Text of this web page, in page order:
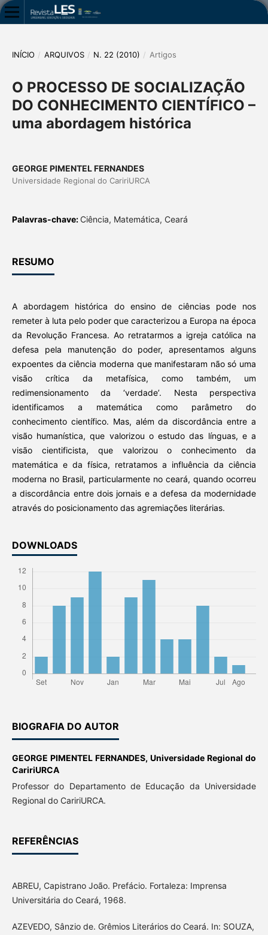
INÍCIO / ARQUIVOS / N. 22 (2010) / Artigos
O PROCESSO DE SOCIALIZAÇÃO
DO CONHECIMENTO CIENTÍFICO –
uma abordagem histórica
GEORGE PIMENTEL FERNANDES
Universidade Regional do CaririURCA
Palavras-chave: Ciência, Matemática, Ceará
RESUMO
A abordagem histórica do ensino de ciências pode nos
remeter à luta pelo poder que caracterizou a Europa na época
da Revolução Francesa. Ao retratarmos a igreja católica na
defesa pela manutenção do poder, apresentamos alguns
expoentes da ciência moderna que manifestaram não só uma
visão crítica da metafísica, como também, um
redimensionamento da ‘verdade’. Nesta perspectiva
identificamos a matemática como parâmetro do
conhecimento científico. Mas, além da discordância entre a
visão humanística, que valorizou o estudo das línguas, e a
visão cientificista, que valorizou o conhecimento da
matemática e da física, retratamos a influência da ciência
moderna no Brasil, particularmente no ceará, quando ocorreu
a discordância entre dois jornais e a defesa da modernidade
através do posicionamento das agremiações literárias.
DOWNLOADS
BIOGRAFIA DO AUTOR
GEORGE PIMENTEL FERNANDES,Universidade Regional do
CaririURCA
Professor do Departamento de Educação da Universidade
Regional do CaririURCA.
REFERÊNCIAS
ABREU, Capistrano João. Prefácio. Fortaleza: Imprensa
Universitária do Ceará, 1968.
AZEVEDO, Sânzio de. Grêmios Literários do Ceará. In: SOUZA,